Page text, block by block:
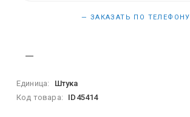
— ЗАКАЗАТЬ ПО ТЕЛЕФОНУ
Единица:
Штука
Код товара:
ID45414